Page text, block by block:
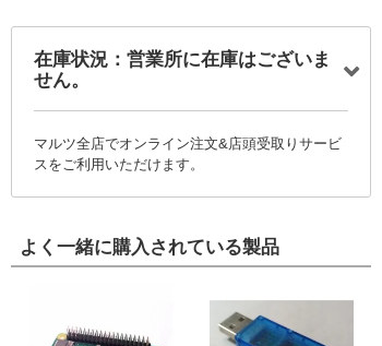
在庫状況：営業所に在庫はございま
せん。
マルツ全店でオンライン注文&店頭受取りサービ
スをご利用いただけます。
よく一緒に購入されている製品